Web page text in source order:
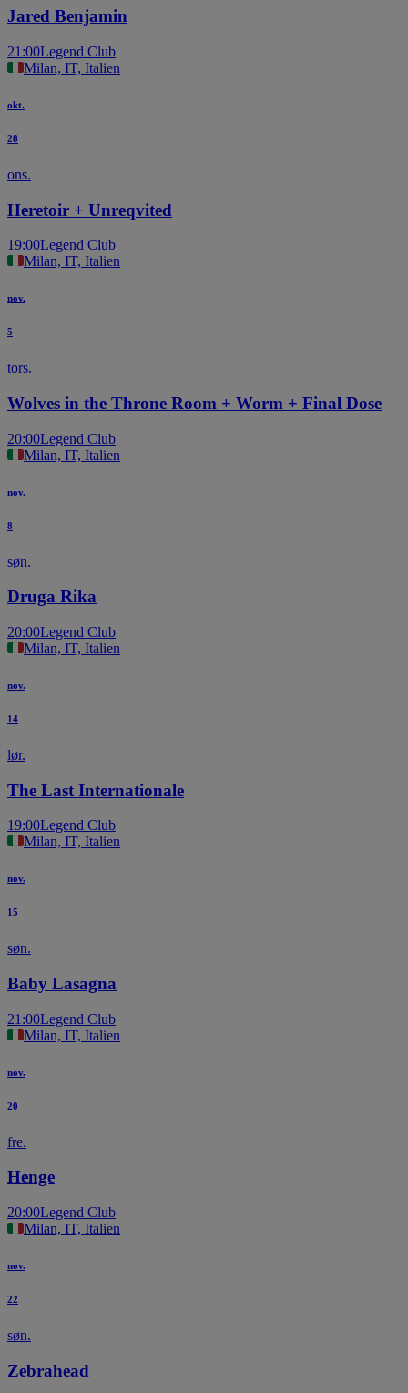
Jared Benjamin
21:00Legend Club
Milan, IT, Italien
okt.
28
ons.
Heretoir + Unreqvited
19:00Legend Club
Milan, IT, Italien
nov.
5
tors.
Wolves in the Throne Room + Worm + Final Dose
20:00Legend Club
Milan, IT, Italien
nov.
8
søn.
Druga Rika
20:00Legend Club
Milan, IT, Italien
nov.
14
lør.
The Last Internationale
19:00Legend Club
Milan, IT, Italien
nov.
15
søn.
Baby Lasagna
21:00Legend Club
Milan, IT, Italien
nov.
20
fre.
Henge
20:00Legend Club
Milan, IT, Italien
nov.
22
søn.
Zebrahead